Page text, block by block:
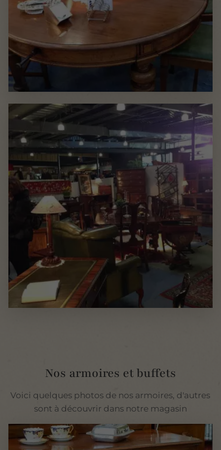
Nos armoires et buffets
Voici quelques photos de nos armoires, d'autres
sont à découvrir dans notre magasin